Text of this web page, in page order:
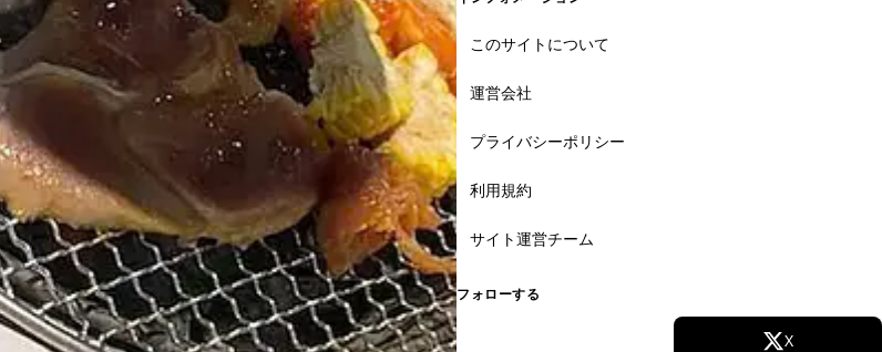
このサイトについて
運営会社
プライバシーポリシー
利用規約
サイト運営チーム
フォローする
X